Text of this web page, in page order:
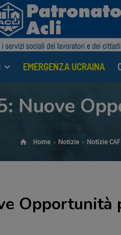
EMERGENZA UCRAINA
Nuove
Home Notizie Notizie CAF